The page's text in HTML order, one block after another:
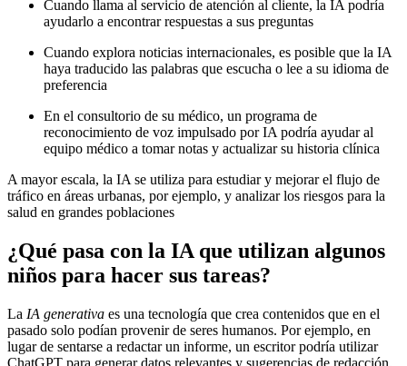
Cuando llama al servicio de atención al cliente, la IA podría
ayudarlo a encontrar respuestas a sus preguntas
Cuando explora noticias internacionales, es posible que la IA
haya traducido las palabras que escucha o lee a su idioma de
preferencia
En el consultorio de su médico, un programa de
reconocimiento de voz impulsado por IA podría ayudar al
equipo médico a tomar notas y actualizar su historia clínica
A mayor escala, la IA se utiliza para estudiar y mejorar el flujo de
tráfico en áreas urbanas, por ejemplo, y analizar los riesgos para la
salud en grandes poblaciones
¿Qué pasa con la IA que utilizan algunos
niños para hacer sus tareas?
La IA generativa es una tecnología que crea contenidos que en el
pasado solo podían provenir de seres humanos. Por ejemplo, en
lugar de sentarse a redactar un informe, un escritor podría utilizar
ChatGPT para generar datos relevantes y sugerencias de redacción.